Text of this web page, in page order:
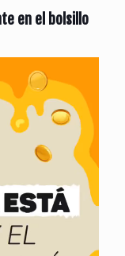
en el bolsillo